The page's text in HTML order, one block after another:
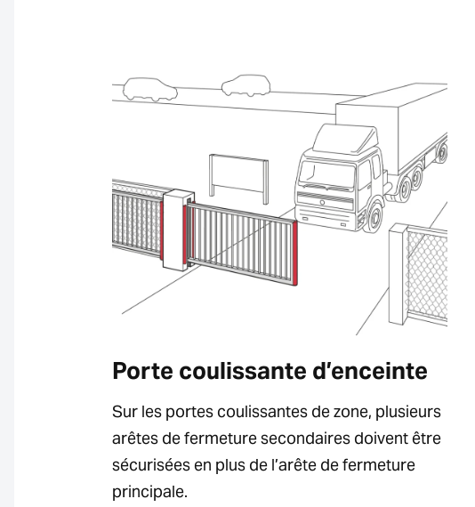
Porte coulissante d’enceinte
Sur les portes coulissantes de zone, plusieurs
arêtes de fermeture secondaires doivent être
sécurisées en plus de l’arête de fermeture
principale.